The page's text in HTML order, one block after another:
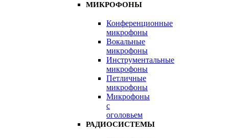
МИКРОФОНЫ
Конференционные
микрофоны
Вокальные
микрофоны
Инструментальные
микрофоны
Петличные
микрофоны
Микрофоны
с
оголовьем
РАДИОСИСТЕМЫ